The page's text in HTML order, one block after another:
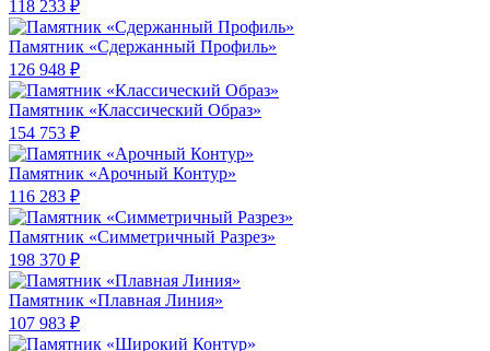
118 233 ₽
Памятник «Сдержанный Профиль»
126 948 ₽
Памятник «Классический Образ»
154 753 ₽
Памятник «Арочный Контур»
116 283 ₽
Памятник «Симметричный Разрез»
198 370 ₽
Памятник «Плавная Линия»
107 983 ₽